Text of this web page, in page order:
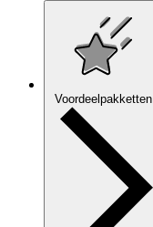
Voordeelpakketten